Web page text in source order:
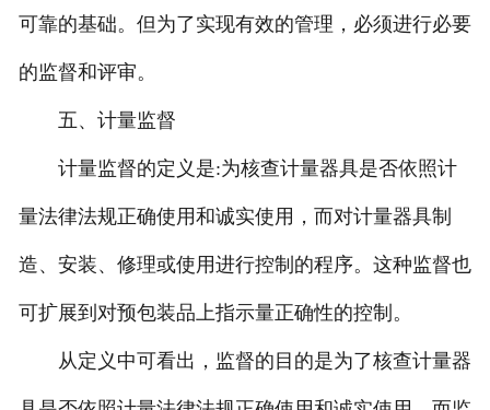
可靠的基础。但为了实现有效的管理，必须进行必要
的监督和评审。
五、计量监督
计量监督的定义是:为核查计量器具是否依照计
量法律法规正确使用和诚实使用，而对计量器具制
造、安装、修理或使用进行控制的程序。这种监督也
可扩展到对预包装品上指示量正确性的控制。
从定义中可看出，监督的目的是为了核查计量器